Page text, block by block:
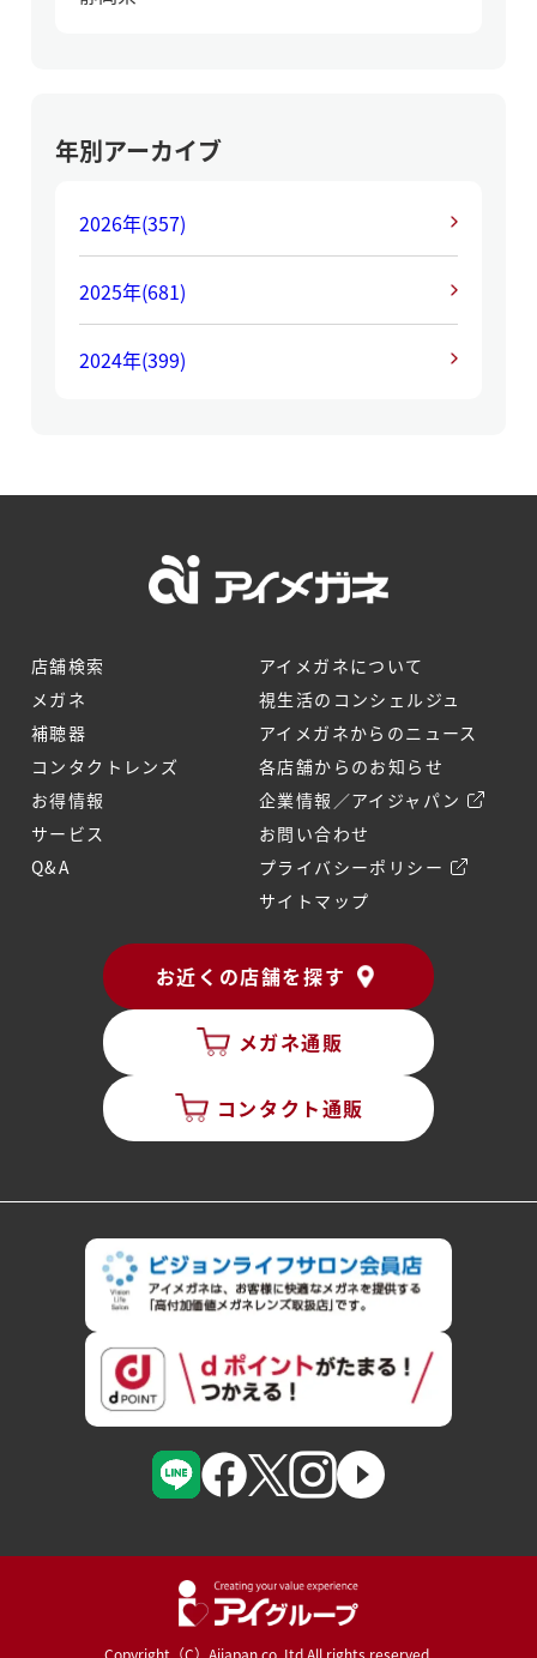
年別アーカイブ
2026年(357)
2025年(681)
2024年(399)
店舗検索
メガネ
補聴器
コンタクトレンズ
お得情報
サービス
Q&A
アイメガネについて
視生活のコンシェルジュ
アイメガネからのニュース
各店舗からのお知らせ
企業情報／アイジャパン
お問い合わせ
プライバシーポリシー
サイトマップ
お近くの店舗を探す
メガネ通販
コンタクト通販
Copyright（C）Aijapan co.,Itd All rights reserved.